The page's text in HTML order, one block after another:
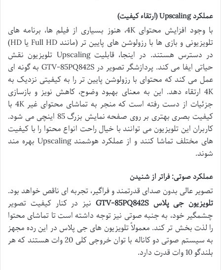
عملکرد Upscaling (ارتقاء کیفیت)
با وجود افزایش محتوای 4K، هنوز بسیاری از فیلم ها، برنامه های
تلویزیونی و بازی ها با رزولوشن های پایین تر (مانند Full HD یا HD)
در دسترس هستند. در اینجا، قابلیت Upscaling تلویزیون نقش
حیاتی ایفا می کند. پردازشگر تصویر در GTV-85PQ842S به گونه ای
عمل می کند که محتوای با رزولوشن پایین تر را به کیفیتی نزدیک به
4K ارتقاء دهد. این به معنای بهبود وضوح، کاهش نویز و بازسازی
جزئیات از دست رفته است که منجر به تماشای محتوای غیر 4K با
کیفیت بصری بهتری بر روی صفحه نمایش بزرگ 85 اینچی می شود.
کاربران این تلویزیون می توانند با خیال راحت انواع محتوا را با کیفیت
های مختلف تماشا کنند و از عملکرد هوشمند Upscaling بهره مند
شوند.
عملکرد صوتی: فراتر از شنیدن
تصویر عالی بدون صدای قدرتمند و فراگیر، تجربه ای ناقص خواهد بود.
تلویزیون جی پلاس GTV-85PQ842S
نیز در کنار کیفیت تصویر
چشمگیر خود، به جنبه صوتی نیز توجه داشته است تا تماشای محتوا
را لذت بخش تر کند. معمولاً تلویزیون های جی پلاس در این رده مجهز
به سیستم صوتی دو کاناله با توان خروجی کلی 20 وات هستند که هر
بلندگو 10 وات قدرت دارد.